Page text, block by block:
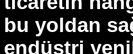
bu yoldan
endüstri